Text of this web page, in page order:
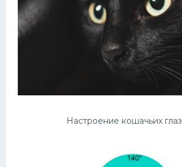
Настроение кошачьих глаз